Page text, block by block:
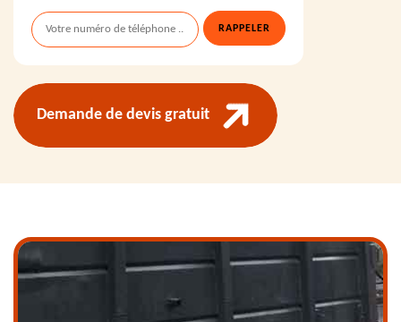
Demande de devis gratuit